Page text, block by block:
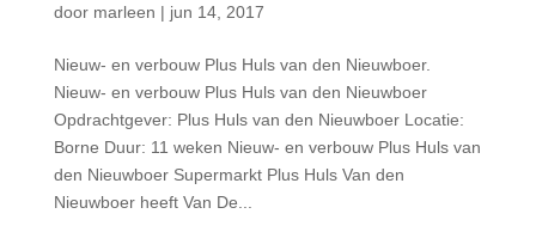
door marleen | jun 14, 2017
Nieuw- en verbouw Plus Huls van den Nieuwboer.
Nieuw- en verbouw Plus Huls van den Nieuwboer
Opdrachtgever: Plus Huls van den Nieuwboer Locatie:
Borne Duur: 11 weken Nieuw- en verbouw Plus Huls van
den Nieuwboer Supermarkt Plus Huls Van den
Nieuwboer heeft Van De...